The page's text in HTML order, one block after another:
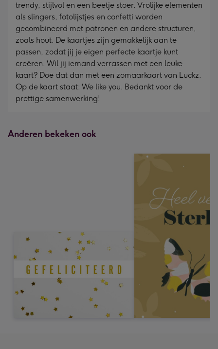
trendy, stijlvol en een beetje stoer. Vrolijke elementen
als slingers, fotolijstjes en confetti worden
gecombineerd met patronen en andere structuren,
zoals hout. De kaartjes zijn gemakkelijk aan te
passen, zodat jij je eigen perfecte kaartje kunt
creëren. Wil jij iemand verrassen met een leuke
kaart? Doe dat dan met een zomaarkaart van Luckz.
Op de kaart staat: We like you. Bedankt voor de
prettige samenwerking!
Anderen bekeken ook